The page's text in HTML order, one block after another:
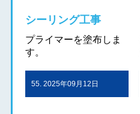
シーリング工事
プライマーを塗布しま
す。
55. 2025年09月12日